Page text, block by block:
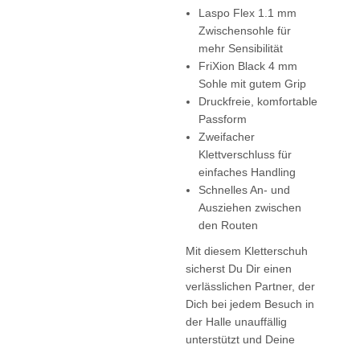
Laspo Flex 1.1 mm
Zwischensohle für
mehr Sensibilität
FriXion Black 4 mm
Sohle mit gutem Grip
Druckfreie, komfortable
Passform
Zweifacher
Klettverschluss für
einfaches Handling
Schnelles An- und
Ausziehen zwischen
den Routen
Mit diesem Kletterschuh
sicherst Du Dir einen
verlässlichen Partner, der
Dich bei jedem Besuch in
der Halle unauffällig
unterstützt und Deine